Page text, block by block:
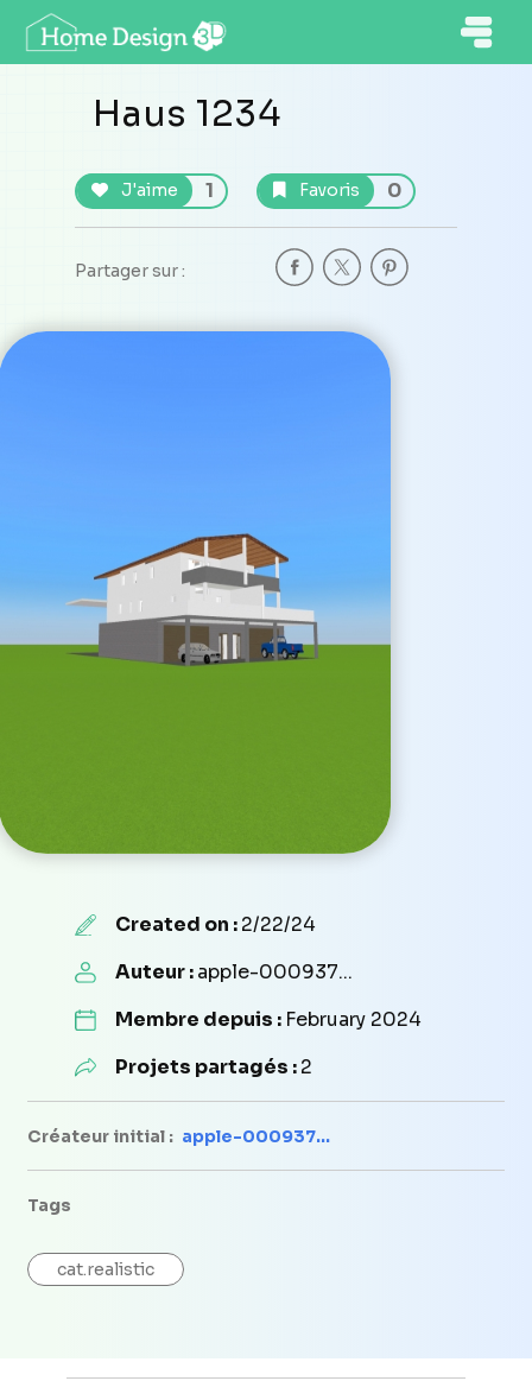
Haus 1234
J'aime 1 Favoris 0
Partager sur :
Created on :2/22/24
Auteur :apple-000937...
Membre depuis : February 2024
Projets partagés :2
Créateur initial : apple-000937...
Tags
cat.realistic